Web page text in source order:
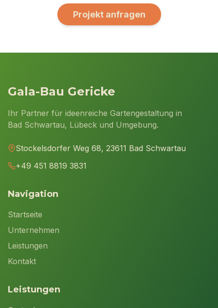
Projekt anfragen
Gala-Bau Gericke
Ihr Partner für ideenreiche Gartengestaltung in
Bad Schwartau, Lübeck und Umgebung.
Stockelsdorfer Weg 68, 23611 Bad Schwartau
+49 451 8819 3831
Navigation
Startseite
Unternehmen
Leistungen
Kontakt
Leistungen